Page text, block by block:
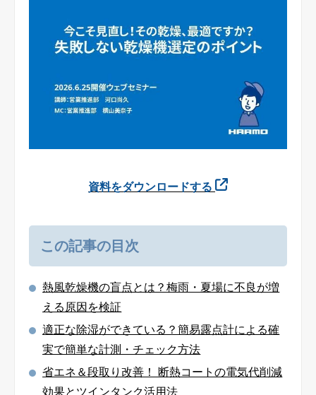
オンライン相談のお申し込み
プライバシーポリシー
資料をダウンロードする
この記事の目次
熱風乾燥機の盲点とは？梅雨・夏場に不良が増
える原因を検証
適正な除湿ができている？簡易露点計による確
実で簡単な計測・チェック方法
省エネ＆段取り改善！ 断熱コートの電気代削減
効果とツインタンク活用法